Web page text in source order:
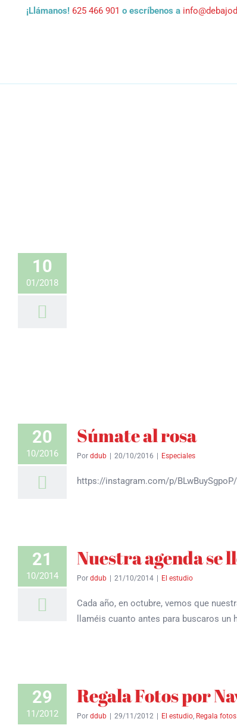
¡Llámanos! 625 466 901 o escríbenos a
10
01/2018
20
10/2016
Súmate al rosa
Por ddub | 20/10/2016 | Especiales
https://instagram.com/p/BLwBuySgpoP/
21
10/2014
Nuestra agenda se
Por ddub | 21/10/2014 | El estudio
Cada año, en octubre, vemos que
llaméis cuanto antes para buscaros
29
11/2012
Regala Fotos por
Por ddub | 29/11/2012 | El estudio Regala fotos